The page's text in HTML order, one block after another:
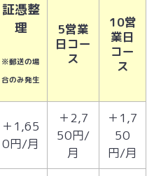
証憑整
理
※郵送の場
合のみ発生
5営業
日コー
ス
10営
業日
コー
ス
＋1,65
0円/月
＋2,7
50円/
月
＋1,7
50
円/月